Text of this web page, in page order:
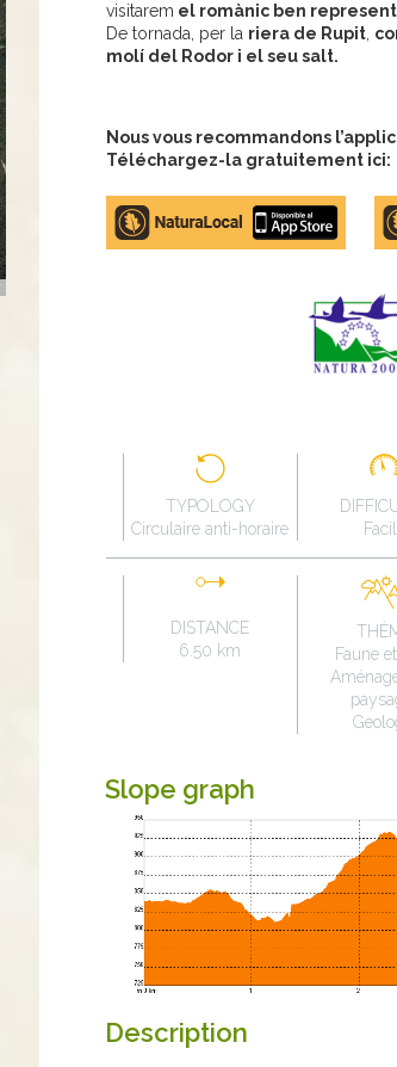
visitarem el romànic ben
De tornada, per la riera de Rupit,
molí del Rodor i el seu salt.
Nous vous recommandons
Téléchargez-la gratuitement ici:
Apple
store
TYPOLOGY
Circulaire anti-horaire
DISTANCE
6.50 km
Faune
Slope graph
Description